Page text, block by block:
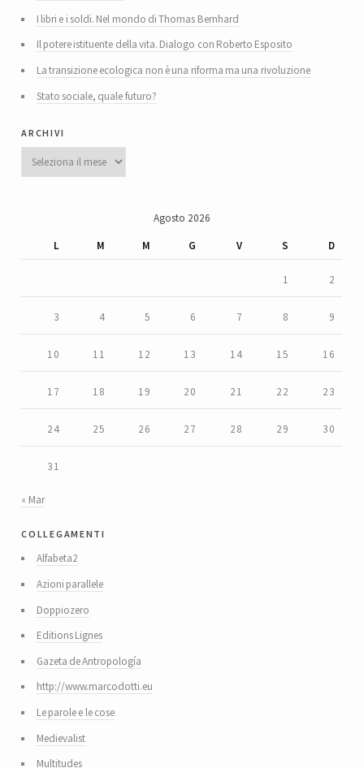
I libri e i soldi. Nel mondo di Thomas Bernhard
Il potere istituente della vita. Dialogo con Roberto Esposito
La transizione ecologica non è una riforma ma una rivoluzione
Stato sociale, quale futuro?
archivi
Archivi
Agosto 2026
L
M M G V S D
1 2
3 4 5 6 7 8 9
10 11 12 13 14 15 16
17 18 19 20 21 22 23
24 25 26 27 28 29 30
31
« Mar
collegamenti
Alfabeta2
Azioni parallele
Doppiozero
Editions Lignes
Gazeta de Antropología
http://www.marcodotti.eu
Le parole e le cose
Medievalist
Multitudes